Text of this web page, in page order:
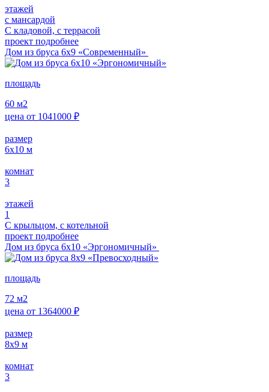
этажей
с мансардой
С кладовой, с террасой
проект подробнее
Дом из бруса 6х9 «Современный»
площадь
60 м2
цена от 1041000 ₽
размер
6x10 м
комнат
3
этажей
1
С крыльцом, с котельной
проект подробнее
Дом из бруса 6х10 «Эргономичный»
площадь
72 м2
цена от 1364000 ₽
размер
8x9 м
комнат
3